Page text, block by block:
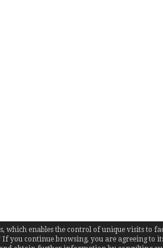
which enables the control of unique visits to
you continue browsing, you are agreeing to its